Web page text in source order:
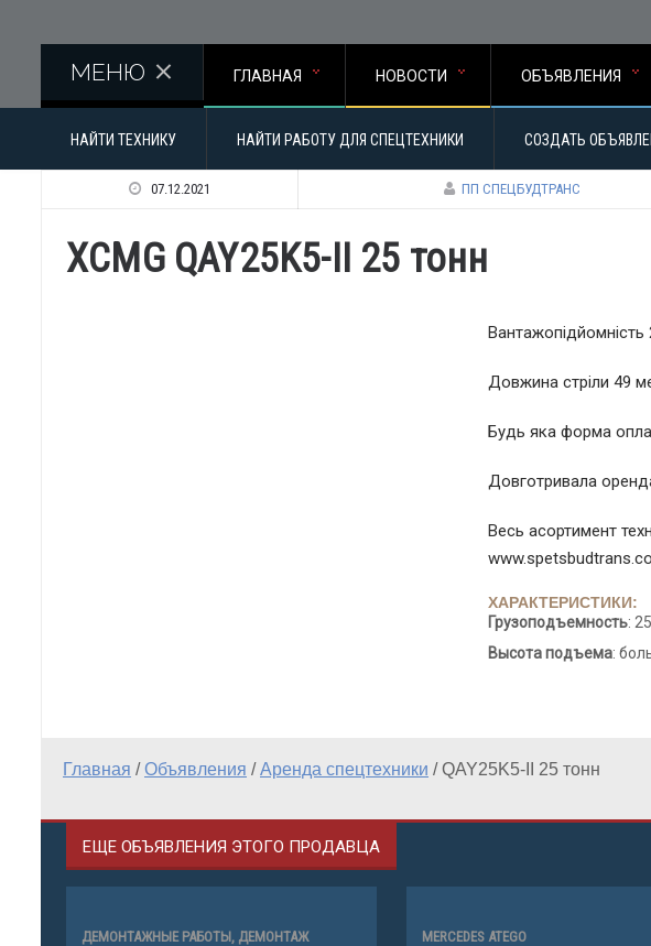
МЕНЮ ГЛАВНАЯ НОВОСТИ ОБЪЯВЛЕНИЯ
НАЙТИ ТЕХНИКУ НАЙТИ РАБОТУ ДЛЯ СПЕЦТЕХНИКИ СОЗДАТЬ
07.12.2021 ПП СПЕЦБУДТРАНС
XCMG QAY25K5-II 25 тонн
Вантажопідйомність
Довжина стріли 49
Будь яка форма
Довготривала
Весь асортимент
ХАРАКТЕРИСТИКИ:
Грузоподъемность:
Высота подъема:
Главная / Объявления / Аренда спецтехники / QAY25K5-II 25 тонн
ЕЩЕ ОБЪЯВЛЕНИЯ ЭТОГО ПРОДАВЦА
ДЕМОНТАЖНЫЕ РАБОТЫ, ДЕМОНТАЖ
MERCEDES ATEGO